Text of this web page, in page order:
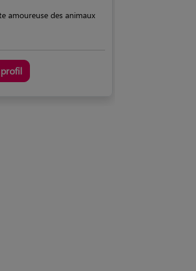
amoureuse des animaux